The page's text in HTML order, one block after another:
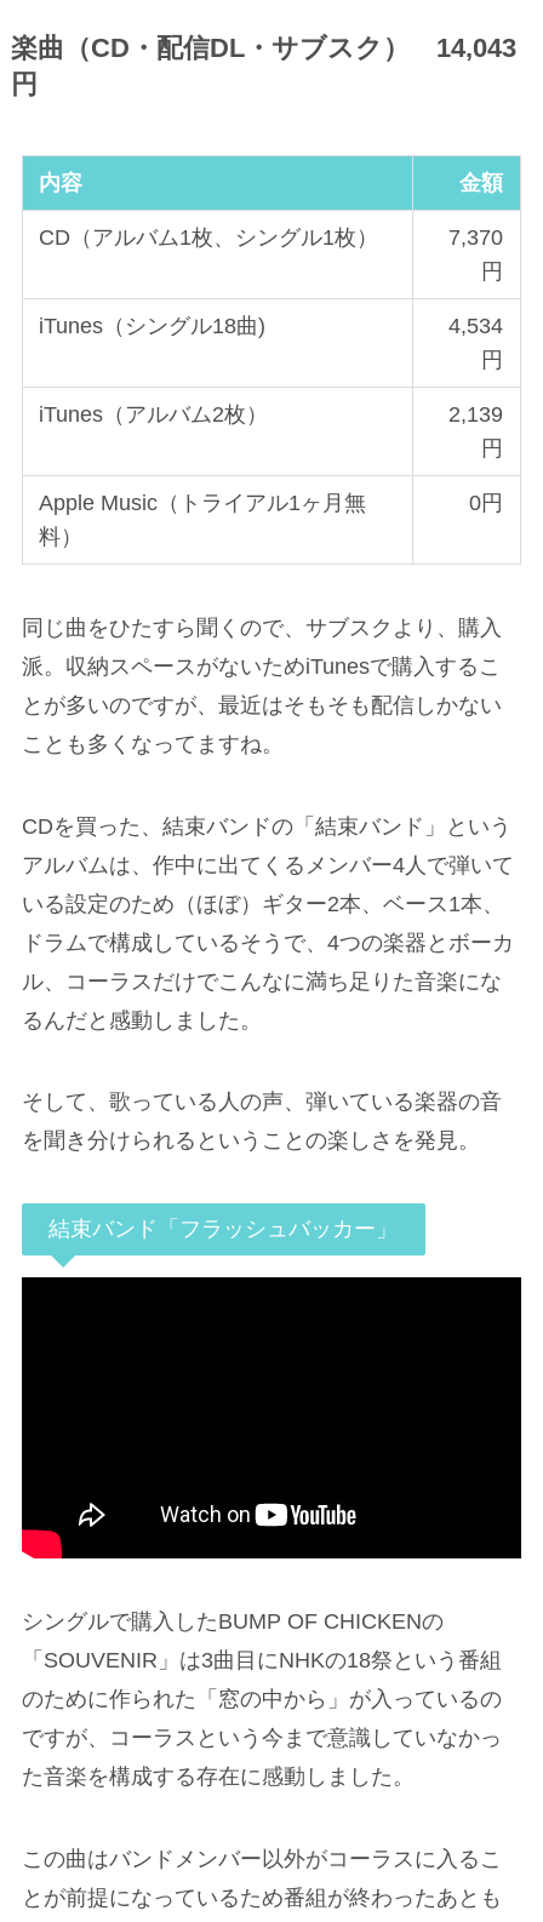
楽曲（CD・配信DL・サブスク） 14,043
円
内容 金額
CD（アルバム1枚、シングル1枚）
7,370
円
iTunes（シングル18曲)
4,534
円
iTunes（アルバム2枚）
2,139
円
Apple Music（トライアル1ヶ月無
料）
0円
同じ曲をひたすら聞くので、サブスクより、購入
派。収納スペースがないためiTunesで購入するこ
とが多いのですが、最近はそもそも配信しかない
ことも多くなってますね。
CDを買った、結束バンドの「結束バンド」という
アルバムは、作中に出てくるメンバー4人で弾いて
いる設定のため（ほぼ）ギター2本、ベース1本、
ドラムで構成しているそうで、4つの楽器とボーカ
ル、コーラスだけでこんなに満ち足りた音楽にな
るんだと感動しました。
そして、歌っている人の声、弾いている楽器の音
を聞き分けられるということの楽しさを発見。
結束バンド「フラッシュバッカー」
シングルで購入したBUMP OF CHICKENの
「SOUVENIR」は3曲目にNHKの18祭という番組
のために作られた「窓の中から」が入っているの
ですが、コーラスという今まで意識していなかっ
た音楽を構成する存在に感動しました。
この曲はバンドメンバー以外がコーラスに入るこ
とが前提になっているため番組が終わったあとも